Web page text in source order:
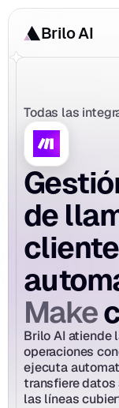
Brilo AI
Todas las
de
Make
Brilo AI atiende
operaciones
ejecuta
transfiere datos
las líneas